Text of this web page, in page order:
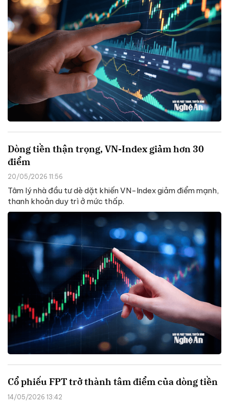
Dòng tiền thận trọng, VN-Index giảm hơn 30
điểm
20/05/2026 11:56
Tâm lý nhà đầu tư dè dặt khiến VN-Index giảm điểm mạnh,
thanh khoản duy trì ở mức thấp.
Cổ phiếu FPT trở thành tâm điểm của dòng tiền
14/05/2026 13:42